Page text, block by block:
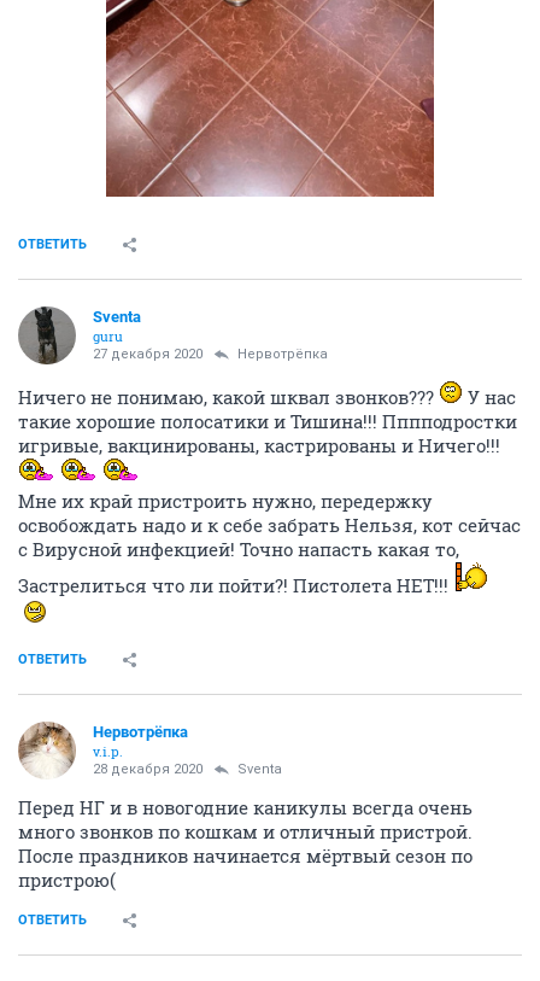
ОТВЕТИТЬ
Sventa
guru
27 декабря 2020 Нервотрёпка
Ничего не понимаю, какой шквал звонков???
У нас
такие хорошие полосатики и Тишина!!! Пппподростки
игривые, вакцинированы, кастрированы и Ничего!!!
Мне их край пристроить нужно, передержку
освобождать надо и к себе забрать Нельзя, кот сейчас
с Вирусной инфекцией! Точно напасть какая то,
Застрелиться что ли пойти?! Пистолета НЕТ!!!
ОТВЕТИТЬ
Нервотрёпка
v.i.p.
28 декабря 2020 Sventa
Перед НГ и в новогодние каникулы всегда очень
много звонков по кошкам и отличный пристрой.
После праздников начинается мёртвый сезон по
пристрою(
ОТВЕТИТЬ